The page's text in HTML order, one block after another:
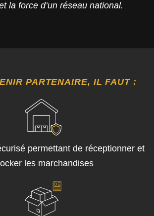
la force d’un réseau national.
PARTENAIRE, IL FAUT :
permettant de réceptionner et
les marchandises